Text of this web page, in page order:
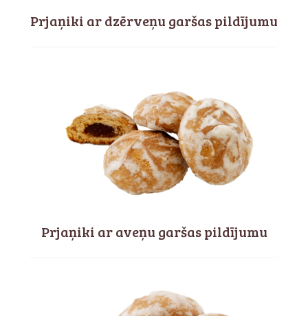
Prjaņiki ar dzērveņu garšas pildījumu
Prjaņiki ar aveņu garšas pildījumu